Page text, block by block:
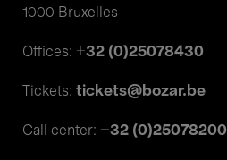
1000 Bruxelles
Offices: +32 (0)25078430
Tickets: tickets@bozar.be
Call center: +32 (0)25078200